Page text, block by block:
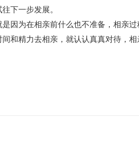
下一步发展。
因为在相亲前什么也不准备，相亲过
和精力去相亲，就认认真真对待，相